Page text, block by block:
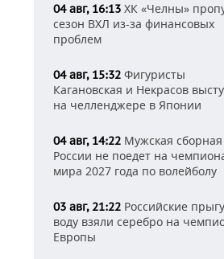
04 авг, 16:13 ХК «Челны»
сезон ВХЛ из-за финансовых
проблем
04 авг, 15:32 Фигуристы
Кагановская и Некрасов
на челленджере в Японии
04 авг, 14:22 Мужская сборная
России не поедет на
мира 2027 года по волейболу
03 авг, 21:22 Российские
воду взяли серебро на
Европы